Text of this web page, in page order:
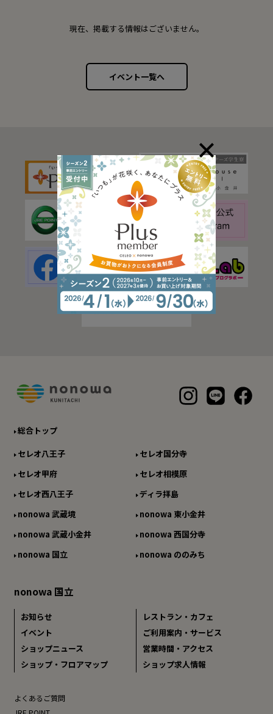
現在、掲載する情報はございません。
イベント一覧へ
総合トップ
セレオ八王子
セレオ国分寺
セレオ甲府
セレオ相模原
セレオ西八王子
ディラ拝島
nonowa 武蔵境
nonowa 東小金井
nonowa 武蔵小金井
nonowa 西国分寺
nonowa 国立
nonowa ののみち
nonowa 国立
お知らせ
イベント
ショップニュース
ショップ・フロアマップ
レストラン・カフェ
ご利用案内・サービス
営業時間・アクセス
ショップ求人情報
よくあるご質問